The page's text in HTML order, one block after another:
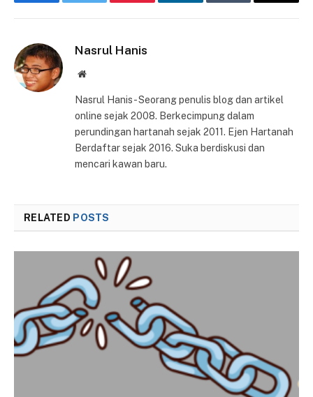
Nasrul Hanis
Website
Nasrul Hanis - Seorang penulis blog dan artikel
online sejak 2008. Berkecimpung dalam
perundingan hartanah sejak 2011. Ejen Hartanah
Berdaftar sejak 2016. Suka berdiskusi dan
mencari kawan baru.
RELATED POSTS